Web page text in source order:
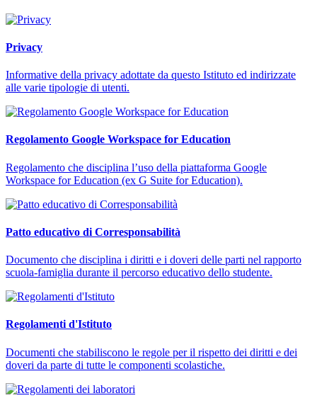
Privacy
Informative della privacy adottate da questo Istituto ed indirizzate
alle varie tipologie di utenti.
Regolamento Google Workspace for Education
Regolamento che disciplina l’uso della piattaforma Google
Workspace for Education (ex G Suite for Education).
Patto educativo di Corresponsabilità
Documento che disciplina i diritti e i doveri delle parti nel rapporto
scuola-famiglia durante il percorso educativo dello studente.
Regolamenti d'Istituto
Documenti che stabiliscono le regole per il rispetto dei diritti e dei
doveri da parte di tutte le componenti scolastiche.